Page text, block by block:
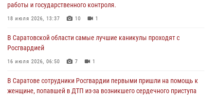
В Саратовской области самые лучшие каникулы проходят с
Росгвардией
В Саратове сотрудники Росгвардии первыми пришли на помощь к
женщине, попавшей в ДТП из-за возникшего сердечного приступа
В Саратове продолжается масштабная ведомственная акция
работы и государственного контроля.
18 июля 2026, 13:37 10 1
В Саратовской области самые лучшие каникулы проходят с
Росгвардией
16 июля 2026, 06:50 7 1
В Саратове сотрудники Росгвардии первыми пришли на помощь к
женщине, попавшей в ДТП из-за возникшего сердечного приступа